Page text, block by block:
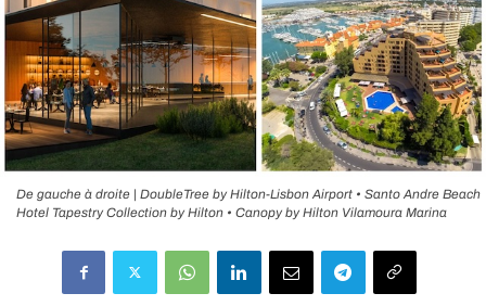
De gauche à droite | DoubleTree by Hilton-Lisbon Airport • Santo Andre Beach
Hotel Tapestry Collection by Hilton • Canopy by Hilton Vilamoura Marina